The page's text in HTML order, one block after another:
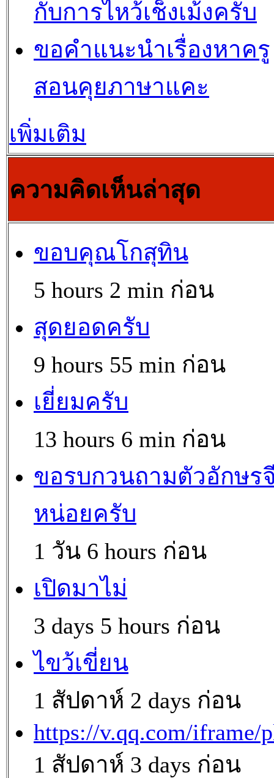
กับการไหว้เช็งเม้งครับ
ขอคำแนะนำเรื่องหาครู
สอนคุยภาษาแคะ
เพิ่มเติม
ความคิดเห็นล่าสุด
ขอบคุณโกสุทิน
5 hours 2 min ก่อน
สุดยอดครับ
9 hours 55 min ก่อน
เยี่ยมครับ
13 hours 6 min ก่อน
ขอรบกวนถามตัวอักษร
หน่อยครับ
1 วัน 6 hours ก่อน
เปิดมาไม่
3 days 5 hours ก่อน
ไขว้เขี่ยน
1 สัปดาห์ 2 days ก่อน
https://v.qq.com/iframe/
1 สัปดาห์ 3 days ก่อน